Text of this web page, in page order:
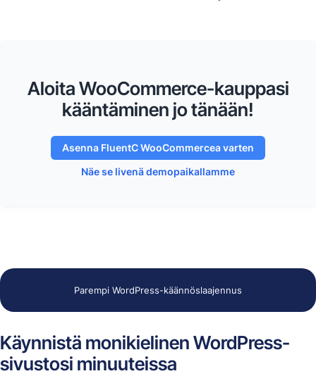
Aloita WooCommerce-kauppasi
kääntäminen jo tänään!
Asenna FluentC WooCommercea varten
Näe se livenä demopaikallamme
Parempi WordPress-käännöslaajennus
Käynnistä monikielinen WordPress-
sivustosi minuuteissa